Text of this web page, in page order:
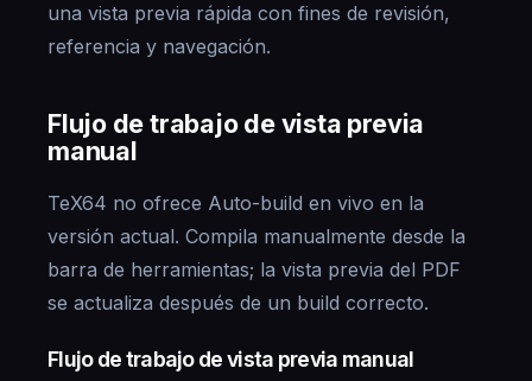
una vista previa rápida con fines de revisión,
referencia y navegación.
Flujo de trabajo de vista previa
manual
TeX64 no ofrece Auto-build en vivo en la
versión actual. Compila manualmente desde la
barra de herramientas; la vista previa del PDF
se actualiza después de un build correcto.
Flujo de trabajo de vista previa manual